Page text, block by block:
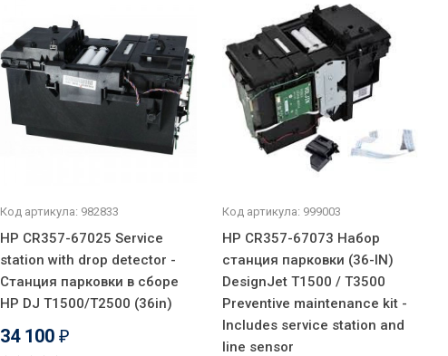
Код артикула: 982833
HP CR357-67025 Service
station with drop detector -
Станция парковки в сборе
HP DJ T1500/T2500 (36in)
34 100 ₽
Код артикула: 999003
HP CR357-67073 Набор
станция парковки (36-IN)
DesignJet T1500 / T3500
Preventive maintenance kit -
Includes service station and
line sensor